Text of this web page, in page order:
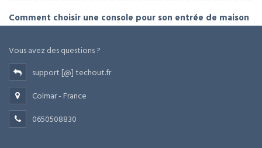
Comment choisir une console pour son entrée de maison
Vous avez des questions ?
support [@] techout.fr
Colmar - France
0650508830